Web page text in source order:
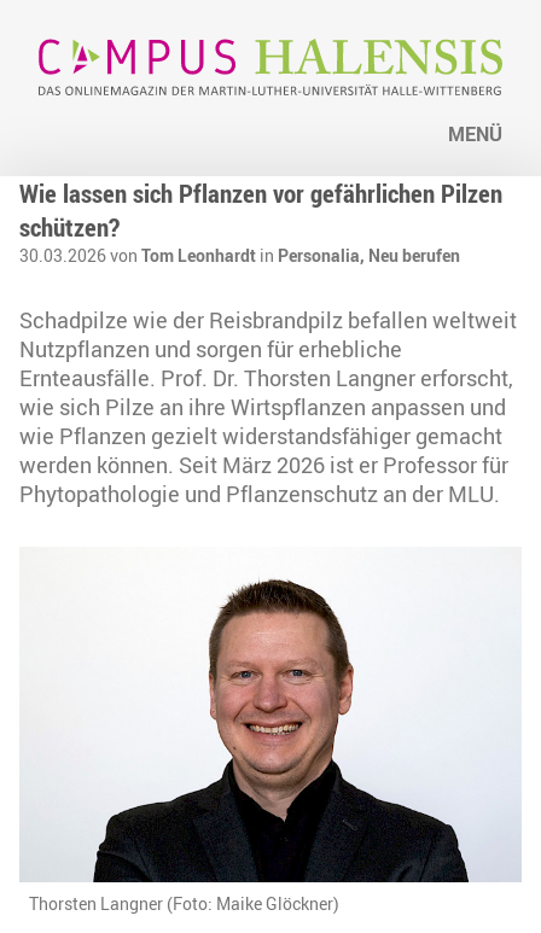
MENÜ
Wie lassen sich Pflanzen vor gefährlichen Pilzen
schützen?
30.03.2026 von Tom Leonhardt in Personalia, Neu berufen
Schadpilze wie der Reisbrandpilz befallen weltweit
Nutzpflanzen und sorgen für erhebliche
Ernteausfälle. Prof. Dr. Thorsten Langner erforscht,
wie sich Pilze an ihre Wirtspflanzen anpassen und
wie Pflanzen gezielt widerstandsfähiger gemacht
werden können. Seit März 2026 ist er Professor für
Phytopathologie und Pflanzenschutz an der MLU.
Thorsten Langner (Foto: Maike Glöckner)